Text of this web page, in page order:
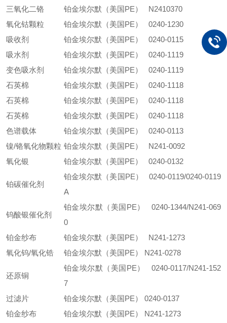
三氧化二铬
铂金埃尔默（美国PE） N2410370
氧化钴颗粒
铂金埃尔默（美国PE） 0240-1230
吸收剂
铂金埃尔默（美国PE） 0240-0115
吸水剂
铂金埃尔默（美国PE） 0240-1119
变色吸水剂
铂金埃尔默（美国PE） 0240-1119
石英棉
铂金埃尔默（美国PE） 0240-1118
石英棉
铂金埃尔默（美国PE） 0240-1118
石英棉
铂金埃尔默（美国PE） 0240-1118
色谱载体
铂金埃尔默（美国PE） 0240-0113
镍/铬氧化物颗粒 铂金埃尔默（美国PE） N241-0092
氧化银
铂金埃尔默（美国PE） 0240-0132
铂碳催化剂
铂金埃尔默（美国PE） 0240-0119/0240-0119
A
钨酸银催化剂
铂金埃尔默（美国PE） 0240-1344/N241-069
0
铂金纱布
铂金埃尔默（美国PE） N241-1273
氧化钨/氧化锆
铂金埃尔默（美国PE） N241-0278
还原铜
铂金埃尔默（美国PE） 0240-0117/N241-152
7
过滤片
铂金埃尔默（美国PE） 0240-0137
铂金纱布
铂金埃尔默（美国PE） N241-1273